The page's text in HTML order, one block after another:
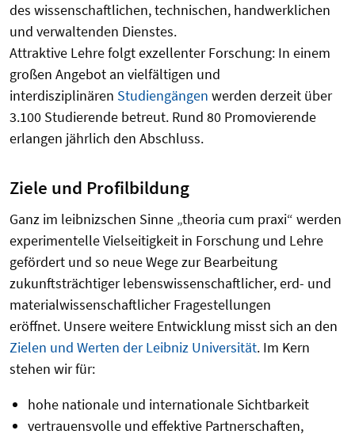
des wissenschaftlichen, technischen, handwerklichen
und verwaltenden Dienstes.
Attraktive Lehre folgt exzellenter Forschung: In einem
großen Angebot an vielfältigen und
interdisziplinären Studiengängen werden derzeit über
3.100 Studierende betreut. Rund 80 Promovierende
erlangen jährlich den Abschluss.
Ziele und Profilbildung
Ganz im leibnizschen Sinne „theoria cum praxi“ werden
experimentelle Vielseitigkeit in Forschung und Lehre
gefördert und so neue Wege zur Bearbeitung
zukunftsträchtiger lebenswissenschaftlicher, erd- und
materialwissenschaftlicher Fragestellungen
eröffnet. Unsere weitere Entwicklung misst sich an den
Zielen und Werten der Leibniz Universität. Im Kern
stehen wir für:
hohe nationale und internationale Sichtbarkeit
vertrauensvolle und effektive Partnerschaften,